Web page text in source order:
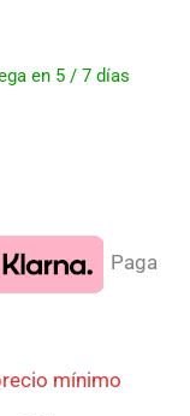
en 5 / 7 días
Paga
mínimo